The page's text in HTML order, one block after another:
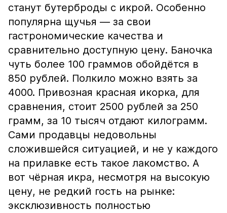
станут бутерброды с икрой. Особенно
популярна щучья — за свои
гастрономические качества и
сравнительно доступную цену. Баночка
чуть более 100 граммов обойдётся в
850 рублей. Полкило можно взять за
4000. Привозная красная икорка, для
сравнения, стоит 2500 рублей за 250
грамм, за 10 тысяч отдают килограмм.
Сами продавцы недовольны
сложившейся ситуацией, и не у каждого
на прилавке есть такое лакомство. А
вот чёрная икра, несмотря на высокую
цену, не редкий гость на рынке:
эксклюзивность полностью